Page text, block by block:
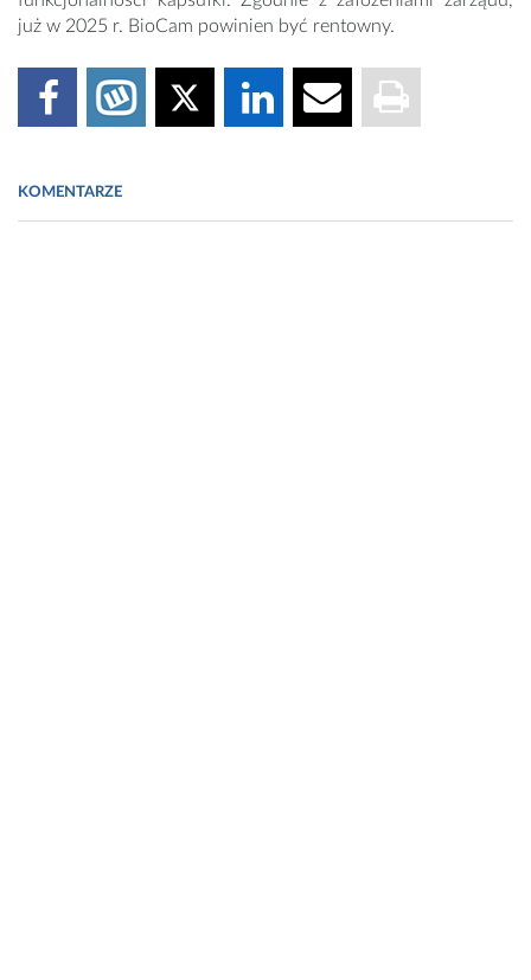
już w 2025 r. BioCam powinien być rentowny.
KOMENTARZE